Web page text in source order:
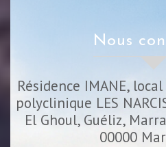
nous
Résidence IMANE,
polyclinique LES
El Ghoul, Guéliz,
00000